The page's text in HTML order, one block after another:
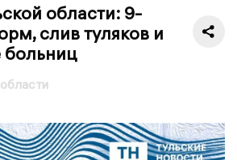
области: 9-
слив туляков и
больниц